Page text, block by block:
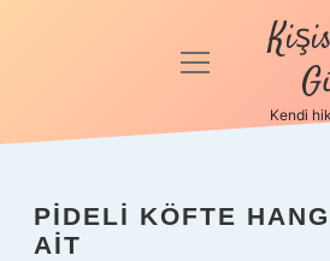
Anasayfa
Politikası
menüyü
Kendi
PIDELI KÖFTE
AIT